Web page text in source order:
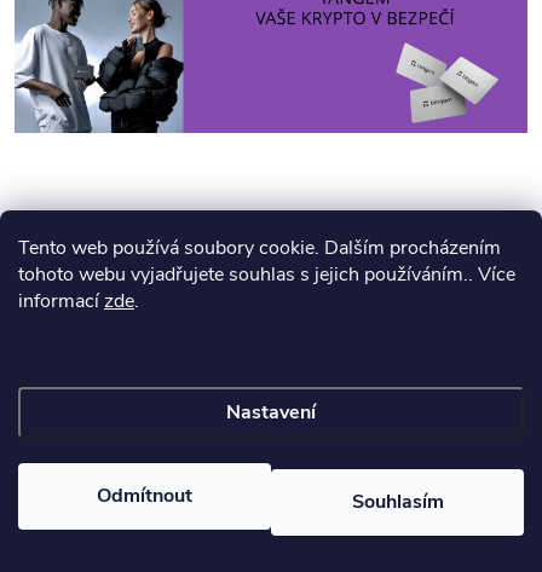
Tento web používá soubory cookie. Dalším procházením
tohoto webu vyjadřujete souhlas s jejich používáním.. Více
informacízde.
Nastavení
Odmítnout Souhlasím
PŘEDCHOZÍ ČLÁNEK
Mějte přehled o novinkách